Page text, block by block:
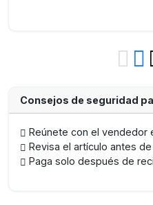
Consejos de seguridad
Reúnete con el vendedor
Revisa el artículo antes
Paga solo después de